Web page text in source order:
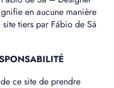
en aucune manière
tiers par Fábio de Sá
ce site de prendre